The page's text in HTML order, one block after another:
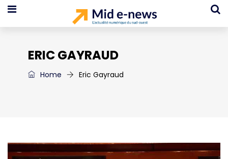
ERIC GAYRAUD
Home Eric Gayraud